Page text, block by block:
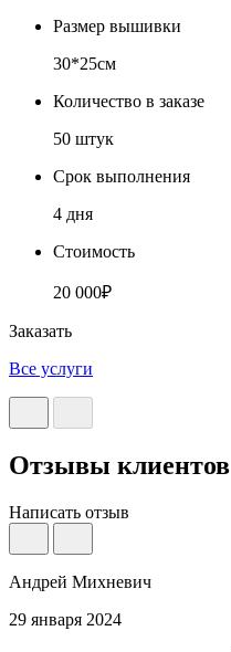
Размер вышивки
30*25см
Количество в заказе
50 штук
Срок выполнения
4 дня
Стоимость
20 000₽
Заказать
Все услуги
Отзывы клиентов
Написать отзыв
Андрей Михневич
29 января 2024